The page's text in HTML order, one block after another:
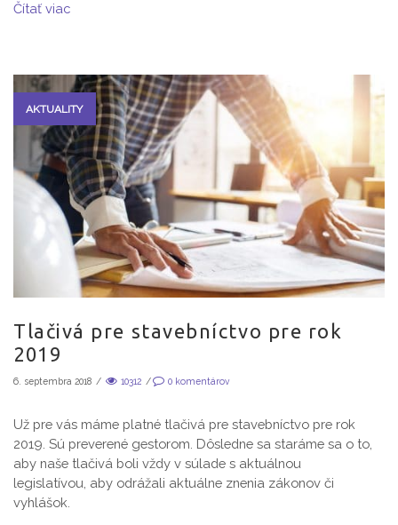
Čítať viac
AKTUALITY
Tlačivá pre stavebníctvo pre rok
2019
6. septembra 2018 / 10312 / 0 komentárov
Už pre vás máme platné tlačivá pre stavebníctvo pre rok
2019. Sú preverené gestorom. Dôsledne sa staráme sa o to,
aby naše tlačivá boli vždy v súlade s aktuálnou
legislatívou, aby odrážali aktuálne znenia zákonov či
vyhlášok.